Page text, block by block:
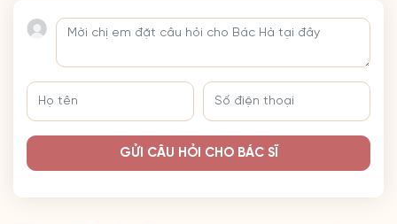
GỬI CÂU HỎI CHO BÁC SĨ